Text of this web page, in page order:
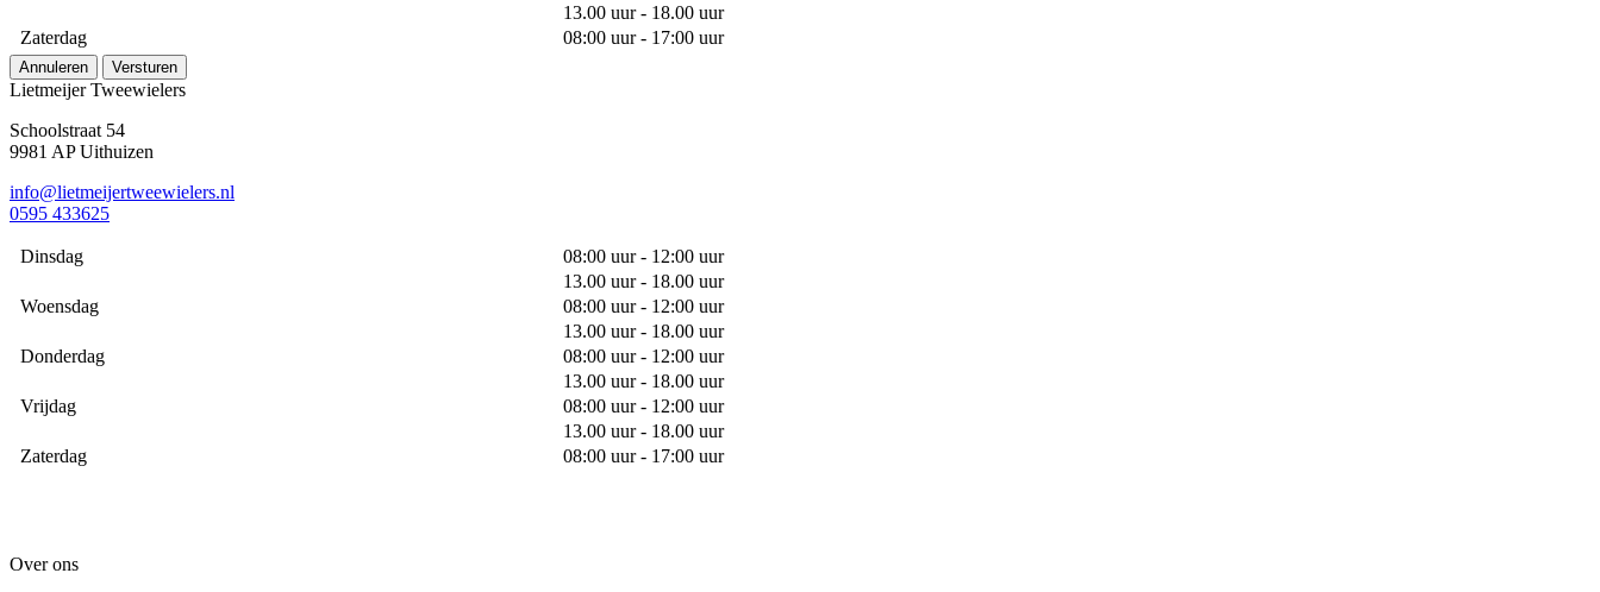
13.00 uur - 18.00 uur
Zaterdag
08:00 uur - 17:00 uur
Annuleren Versturen
Lietmeijer Tweewielers
Schoolstraat 54
9981 AP Uithuizen
info@lietmeijertweewielers.nl
0595 433625
Dinsdag
08:00 uur - 12:00 uur
13.00 uur - 18.00 uur
Woensdag
08:00 uur - 12:00 uur
13.00 uur - 18.00 uur
Donderdag
08:00 uur - 12:00 uur
13.00 uur - 18.00 uur
Vrijdag
08:00 uur - 12:00 uur
13.00 uur - 18.00 uur
Zaterdag
08:00 uur - 17:00 uur
Over ons